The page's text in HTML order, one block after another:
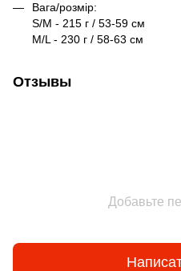
Вага/розмір:
S/M - 215 г / 53-59 см
M/L - 230 г / 58-63 см
Отзывы
Добавьте